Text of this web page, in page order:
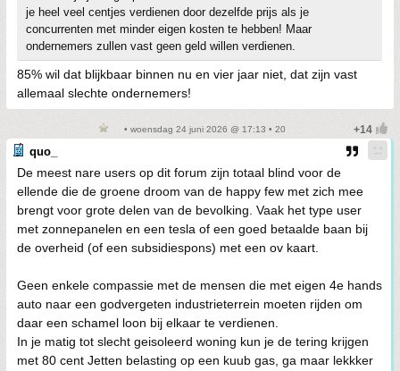
je heel veel centjes verdienen door dezelfde prijs als je
concurrenten met minder eigen kosten te hebben! Maar
ondernemers zullen vast geen geld willen verdienen.
85% wil dat blijkbaar binnen nu en vier jaar niet, dat zijn vast
allemaal slechte ondernemers!
• woensdag 24 juni 2026 @ 17:13 • 20
quo_
De meest nare users op dit forum zijn totaal blind voor de
ellende die de groene droom van de happy few met zich mee
brengt voor grote delen van de bevolking. Vaak het type user
met zonnepanelen en een tesla of een goed betaalde baan bij
de overheid (of een subsidiespons) met een ov kaart.
Geen enkele compassie met de mensen die met eigen 4e hands
auto naar een godvergeten industrieterrein moeten rijden om
daar een schamel loon bij elkaar te verdienen.
In je matig tot slecht geisoleerd woning kun je de tering krijgen
met 80 cent Jetten belasting op een kuub gas, ga maar lekkker